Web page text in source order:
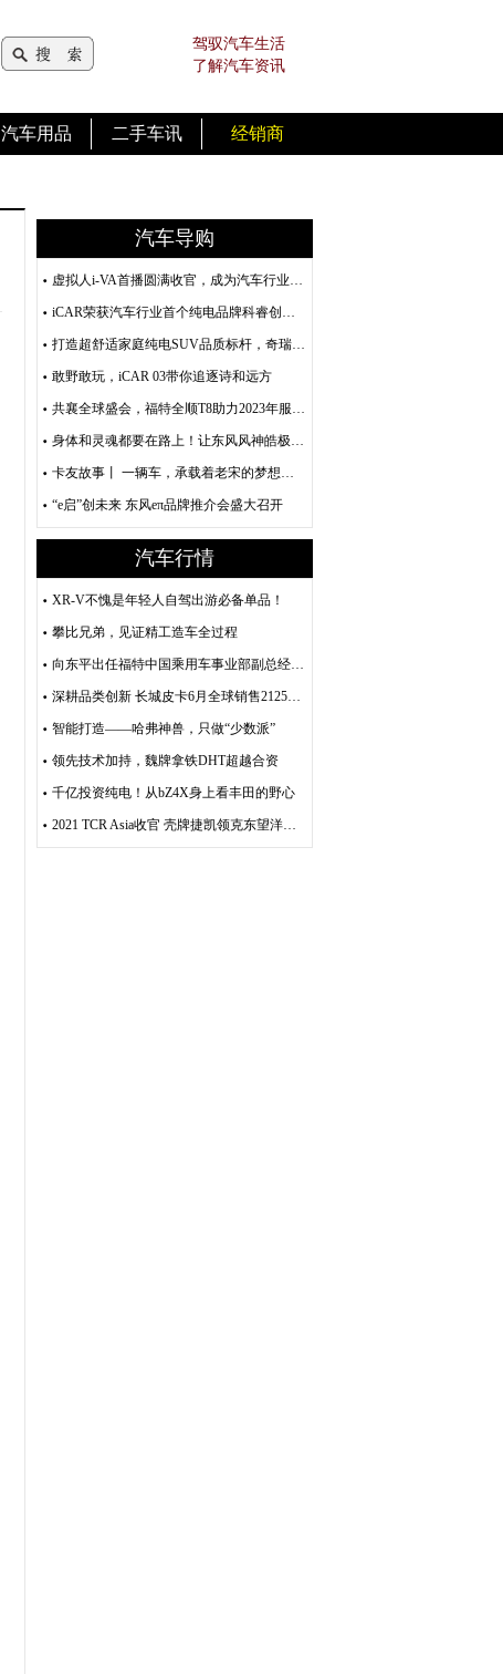
驾驭汽车生活
了解汽车资讯
汽车用品 二手车讯 经销商
汽车导购
虚拟人i-VA首播圆满收官，成为汽车行业首个品牌虚拟人直播
iCAR荣获汽车行业首个纯电品牌科睿创新奖！引领智慧出行新未来
打造超舒适家庭纯电SUV品质标杆，奇瑞eQ7强势出圈
敢野敢玩，iCAR 03带你追逐诗和远方
共襄全球盛会，福特全顺T8助力2023年服贸会成功举办
身体和灵魂都要在路上！让东风风神皓极带你去诗和远方
卡友故事丨 一辆车，承载着老宋的梦想和生活
“e启”创未来 东风eπ品牌推介会盛大召开
汽车行情
XR-V不愧是年轻人自驾出游必备单品！
攀比兄弟，见证精工造车全过程
向东平出任福特中国乘用车事业部副总经理，入主江铃福特科技一年营销成果颇丰
深耕品类创新 长城皮卡6月全球销售21251台 环比劲增25%
智能打造——哈弗神兽，只做“少数派”
领先技术加持，魏牌拿铁DHT超越合资
千亿投资纯电！从bZ4X身上看丰田的野心
2021 TCR Asia收官 壳牌捷凯领克东望洋收获大满贯